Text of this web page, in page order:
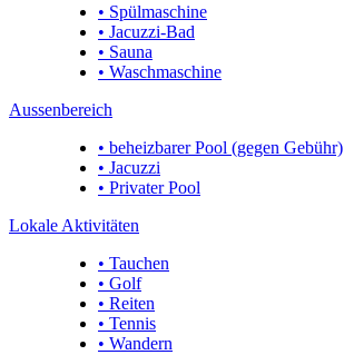
• Spülmaschine
• Jacuzzi-Bad
• Sauna
• Waschmaschine
Aussenbereich
• beheizbarer Pool (gegen Gebühr)
• Jacuzzi
• Privater Pool
Lokale Aktivitäten
• Tauchen
• Golf
• Reiten
• Tennis
• Wandern